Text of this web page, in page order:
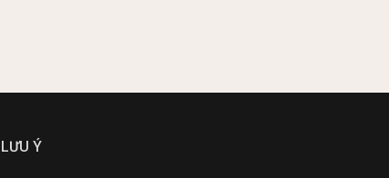
LƯU Ý